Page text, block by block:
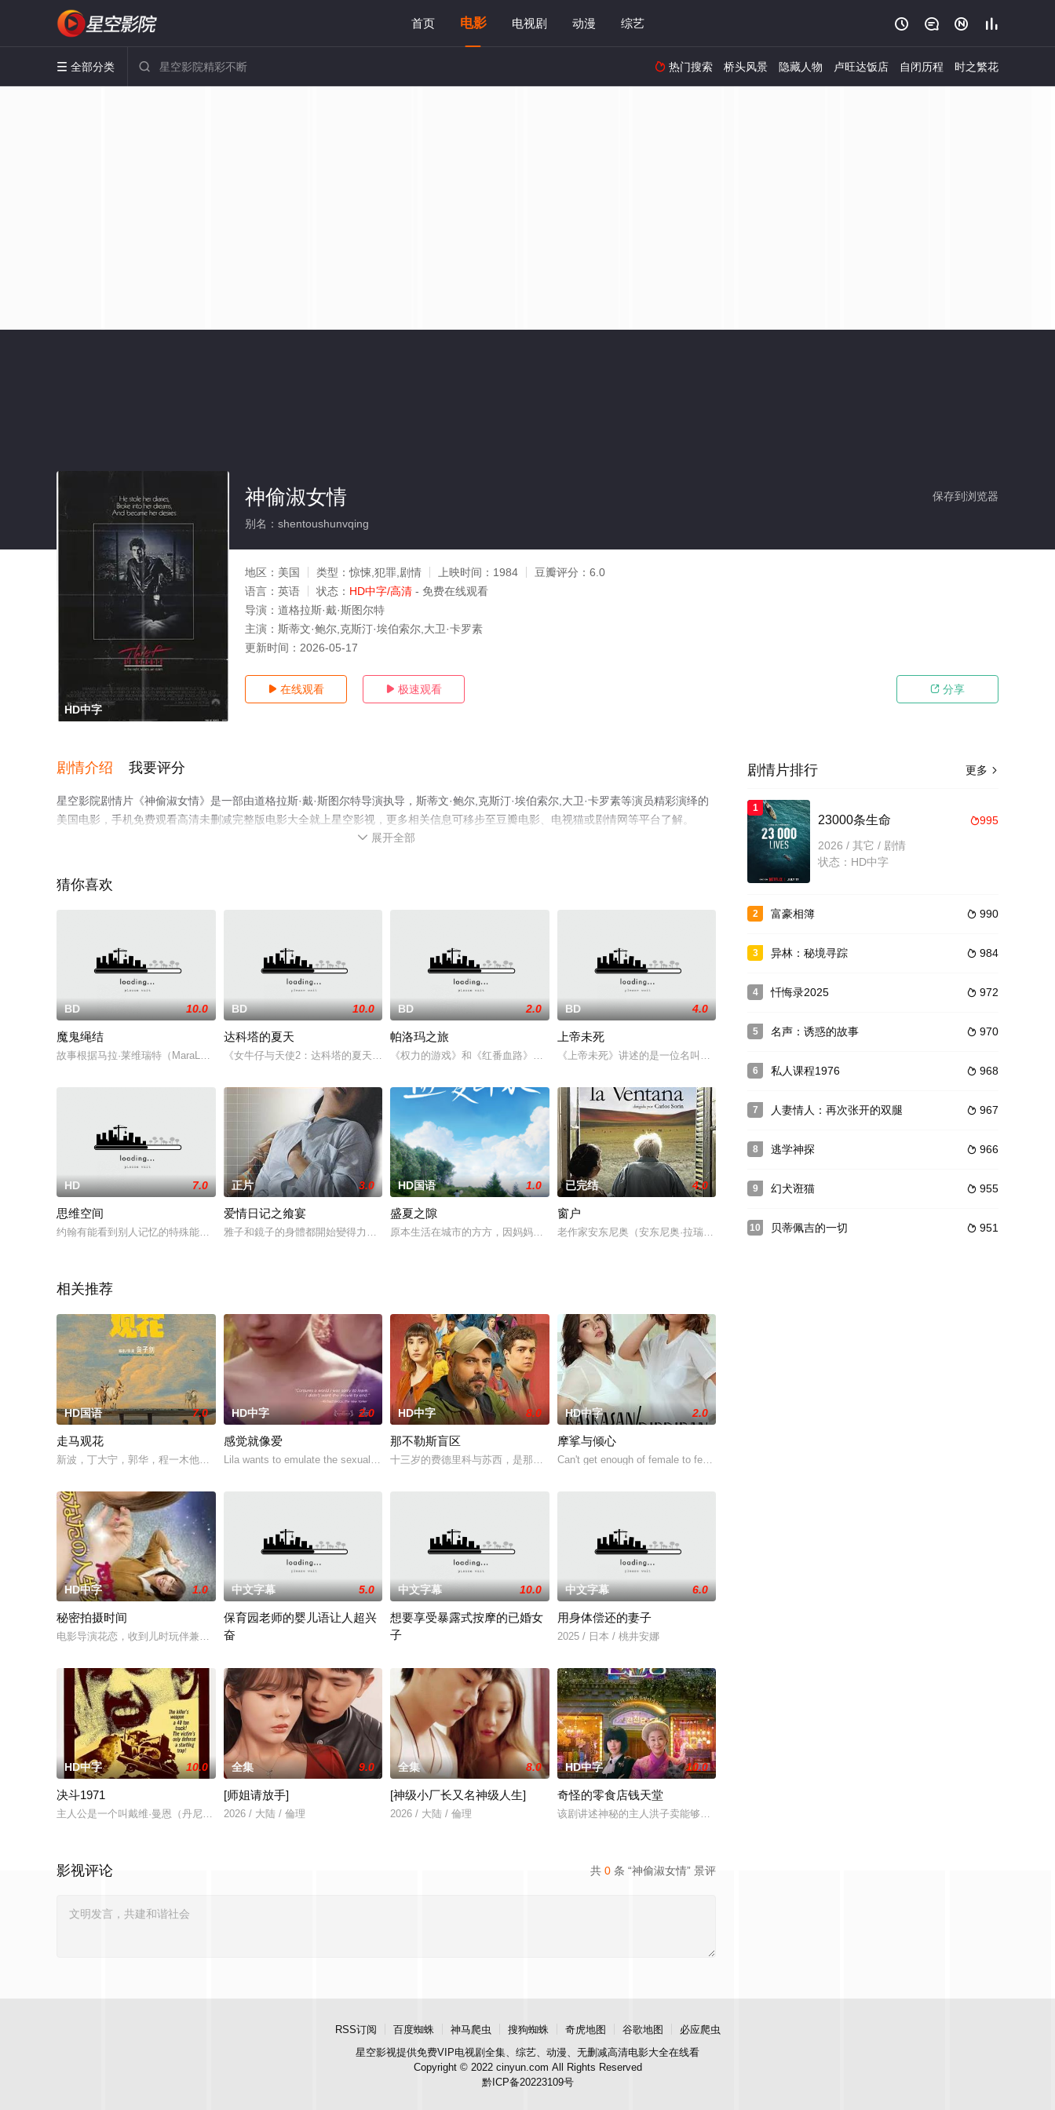
首页 电影 电视剧 动漫 综艺    
 全部分类   热门搜索 桥头风景 隐藏人物 卢旺达饭店 自闭历程 时之繁花
HD中字
保存到浏览器
神偷淑女情
别名：shentoushunvqing
地区： 美国 类型：惊悚,犯罪,剧情 上映时间： 1984 豆瓣评分： 6.0
语言： 英语 状态： HD中字/高清 - 免费在线观看
导演： 道格拉斯·戴·斯图尔特
主演： 斯蒂文·鲍尔,克斯汀·埃伯索尔,大卫·卡罗素
更新时间： 2026-05-17
 在线观看  极速观看  分享
剧情介绍 我要评分
星空影院剧情片《神偷淑女情》是一部由道格拉斯·戴·斯图尔特导演执导，斯蒂文·鲍尔,克斯汀·埃伯索尔,大卫·卡罗素等演员精彩演绎的
美国电影，手机免费观看高清未删减完整版电影大全就上星空影视，更多相关信息可移步至豆瓣电影、电视猫或剧情网等平台了解。
 展开全部
猜你喜欢
BD 10.0
魔鬼绳结
故事根据马拉·莱维瑞特（MaraLeveritt）的同名小说改编，源自“西孟菲斯三人帮”的真实事件。即1993年美国阿肯色州
BD 10.0
达科塔的夏天
《女牛仔与天使2：达科塔的夏天》讲述的是DakotaRose是个西部女孩，平时参加花样马术比赛，屡次失败，还被竞争对手嘲笑。
BD 2.0
帕洛玛之旅
《权力的游戏》和《红番血路》的杰森·莫玛首次担任导演，在这部紧张的公路电影中饰演沃夫(Wolf)，一个为母亲报仇后逃亡的美国
BD 4.0
上帝未死
《上帝未死》讲述的是一位名叫乔什·惠顿的年轻人捍卫其对上帝的信仰的故事。乔什是一名大一新生，他的教
HD 7.0
思维空间
约翰有能看到别人记忆的特殊能力，他的新案子调查对象是个聪颖却有精神问题的十六岁少女安娜。约翰必须解开谜团：安娜究竟是反社会还
正片 3.0
爱情日记之飨宴
雅子和鏡子的身體都開始變得力不從心，他們亦不再感到**的樂趣。他們只會從**玩具而感到樂趣。雅子真正理解到愛是從他的高中倫理
HD国语 1.0
盛夏之隙
原本生活在城市的方方，因妈妈出差，被送往乡下一段时间。初到这里，他满心抵触，对沉默的哑巴外公和小朵充满厌烦。然而，在乡村质朴
已完结 4.0
窗户
老作家安东尼奥（安东尼奥·拉瑞塔 Antonio Larreta 饰）八十多岁了，有一天他突然梦到了小时候的年轻保姆
相关推荐
HD国语 7.0
走马观花
新波，丁大宁，郭华，程一木他们毕业于同一所大学。他们和很多年轻人一样，自以为是，敏感错弱，没有被认可的才华。他们来自不同的地
HD中字 2.0
感觉就像爱
Lila wants to emulate the sexual exploits of her more experien
HD中字 8.0
那不勒斯盲区
十三岁的费德里科与苏西，是那不勒斯两大死敌大佬的后代。突然间生活变成了一场绝望的狂飙，彻底脱离掌控并彻底改变了命运。但在这里
HD中字 2.0
摩挲与倾心
Can't get enough of female to female action in "Kiss/Kiss
HD中字 1.0
秘密拍摄时间
电影导演花恋，收到儿时玩伴兼名导须藤的墨西哥拍片邀约。她惊喜之余却感到不安，态度犹豫。这让曾被花恋鼓励要活得自由的挚友绫，对
中文字幕 5.0
保育园老师的婴儿语让人超兴
奋
中文字幕 10.0
想要享受暴露式按摩的已婚女
子
中文字幕 6.0
用身体偿还的妻子
2025 / 日本 / 桃井安娜
HD中字 10.0
决斗1971
主人公是一个叫戴维·曼恩（丹尼斯·韦弗 Dennis Weaver 饰）的中年男人，这天他在空无一人的州际公路上独自驾车。随
全集 9.0
[师姐请放手]
2026 / 大陆 / 倫理
全集 8.0
[神级小厂长又名神级人生]
2026 / 大陆 / 倫理
HD中字 10.0
奇怪的零食店钱天堂
该剧讲述神秘的主人洪子卖能够实现人们愿望的神秘零食，以及人们来到那里展开一段魔法般的故事。
共 0 条 “神偷淑女情” 景评
影视评论
更多 
剧情片排行
1
995
23000条生命
2026 / 其它 / 剧情
状态：HD中字
2  990
富豪相簿
3  984
异林：秘境寻踪
4  972
忏悔录2025
5  970
名声：诱惑的故事
6  968
私人课程1976
7  967
人妻情人：再次张开的双腿
8  966
逃学神探
9  955
幻犬诳猫
10  951
贝蒂佩吉的一切
RSS订阅 百度蜘蛛 神马爬虫 搜狗蜘蛛 奇虎地图 谷歌地图
必应爬虫
星空影视提供免费VIP电视剧全集、综艺、动漫、无删减高清电影大全在线看
Copyright © 2022 cinyun.com All Rights Reserved
黔ICP备20223109号